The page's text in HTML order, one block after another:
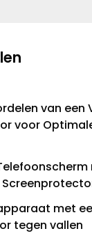
van een
voor
met
tegen vallen